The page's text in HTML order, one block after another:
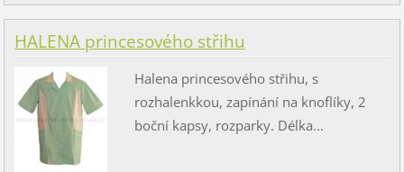
HALENA princesového střihu
Halena princesového střihu, s
rozhalenkkou, zapínání na knoflíky, 2
boční kapsy, rozparky. Délka...